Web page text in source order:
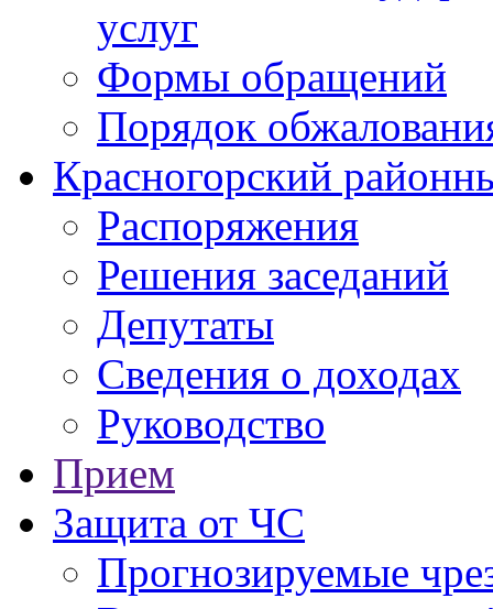
услуг
Формы обращений
Порядок
Красногорский
Распоряжения
Решения заседаний
Депутаты
Сведения о доходах
Руководство
Прием
Защита от ЧС
Прогнозируемые